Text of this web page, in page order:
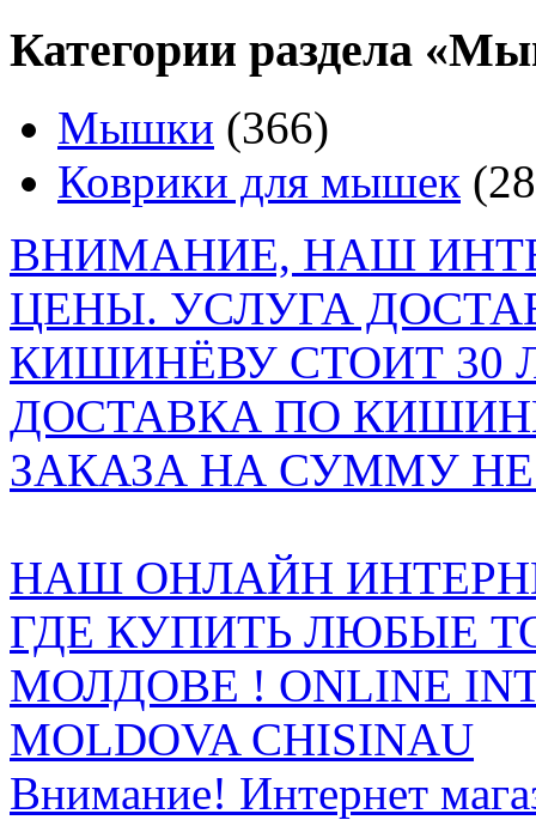
Категории раздела
Мышки (366)
Коврики для мышек
ВНИМАНИЕ, НАШ
ЦЕНЫ. УСЛУГА
КИШИНЁВУ СТОИТ 30
ДОСТАВКА ПО
ЗАКАЗА НА СУММУ НЕ
НАШ ОНЛАЙН
ГДЕ КУПИТЬ ЛЮБЫЕ
МОЛДОВЕ ! ONLINE
MOLDOVA CHISINAU
Внимание! Интернет